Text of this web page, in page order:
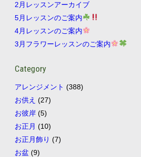
2月レッスンアーカイブ
5月レッスンのご案内
4月レッスンのご案内
3月フラワーレッスンのご案内
Category
アレンジメント (388)
お供え (27)
お彼岸(5)
お正月 (10)
お正月飾り (7)
お盆 (9)